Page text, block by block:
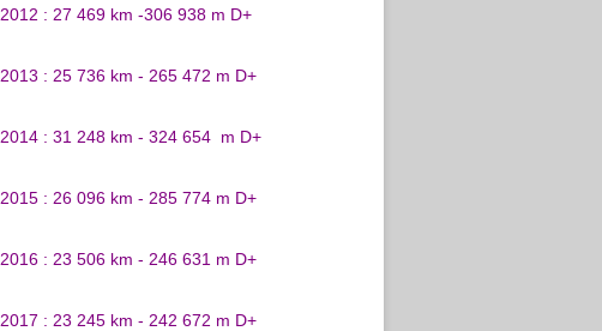
2012 : 27 469 km -306 938 m D+
2013 : 25 736 km - 265 472 m D+
2014 : 31 248 km - 324 654 m D+
2015 : 26 096 km - 285 774 m D+
2016 : 23 506 km - 246 631 m D+
2017 : 23 245 km - 242 672 m D+